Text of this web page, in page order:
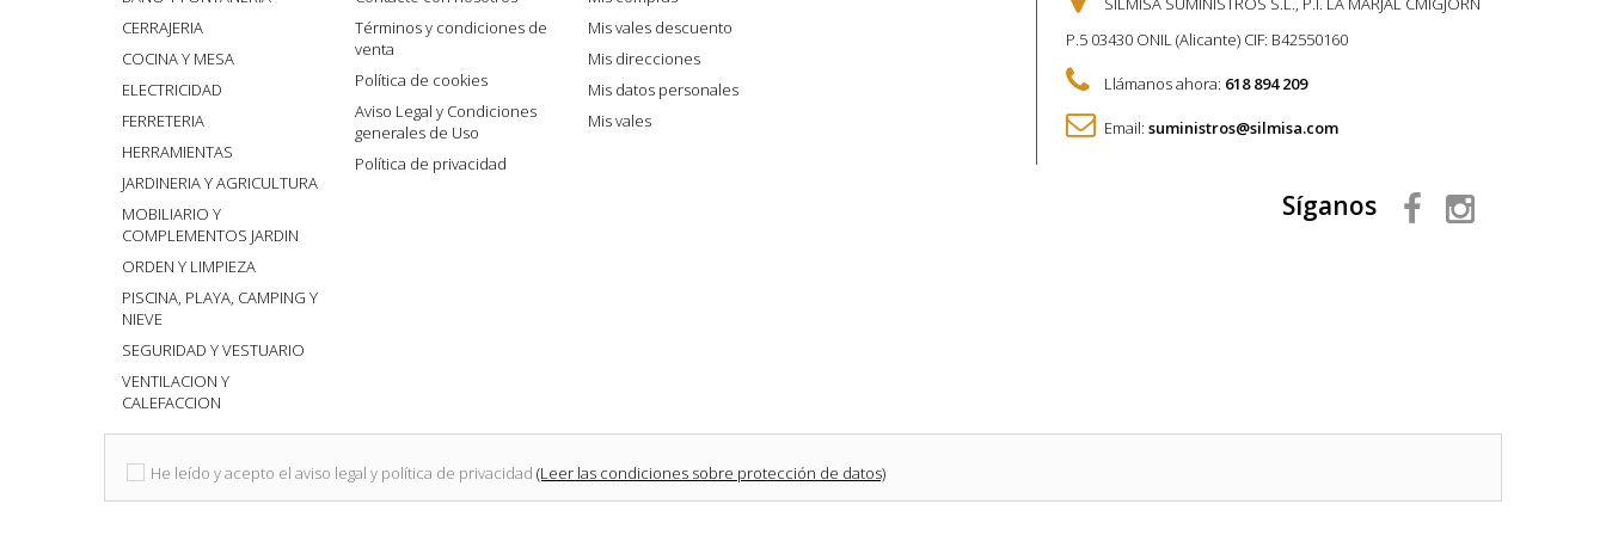
CERRAJERIA
COCINA Y MESA
ELECTRICIDAD
FERRETERIA
HERRAMIENTAS
JARDINERIA Y AGRICULTURA
MOBILIARIO Y
COMPLEMENTOS JARDIN
ORDEN Y LIMPIEZA
PISCINA, PLAYA, CAMPING Y
NIEVE
SEGURIDAD Y VESTUARIO
VENTILACION Y
CALEFACCION
Términos y condiciones de
venta
Política de cookies
Aviso Legal y Condiciones
generales de Uso
Política de privacidad
Mis vales descuento
Mis direcciones
Mis datos personales
Mis vales
P.5 03430 ONIL (Alicante) CIF: B42550160
Llámanos ahora: 618 894 209
Email: suministros@silmisa.com
Síganos
He leído y acepto el aviso legal y política de privacidad (Leer las condiciones sobre protección de datos)